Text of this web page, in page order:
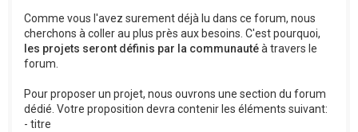
Comme vous l'avez surement déjà lu dans ce forum, nous
cherchons à coller au plus près aux besoins. C'est pourquoi,
les projets seront définis par la communautéà travers le
forum.
Pour proposer un projet, nous ouvrons une section du forum
dédié. Votre proposition devra contenir les éléments suivant:
- titre